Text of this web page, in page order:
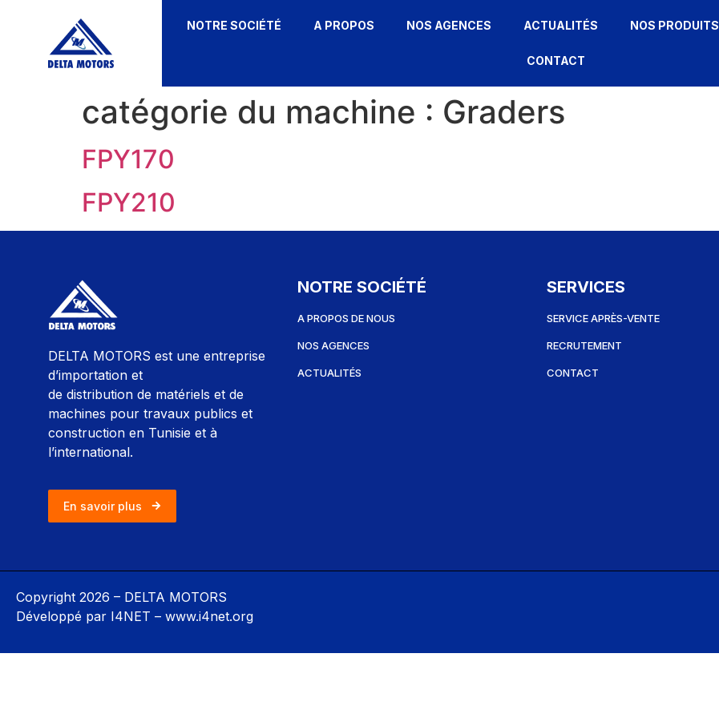
NOTRE SOCIÉTÉ A PROPOS NOS AGENCES ACTUALITÉS NOS PRODUITS
CONTACT
catégorie du machine : Graders
FPY170
FPY210
DELTA MOTORS est une entreprise
d’importation et
de distribution de matériels et de
machines pour travaux publics et
construction en Tunisie et à
l’international.
En savoir plus
NOTRE SOCIÉTÉ
A PROPOS DE NOUS
NOS AGENCES
ACTUALITÉS
SERVICES
SERVICE APRÈS-VENTE
RECRUTEMENT
CONTACT
Copyright 2026 – DELTA MOTORS
Développé par I4NET – www.i4net.org